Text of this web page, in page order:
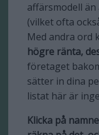
affärsmodell
(vilket ofta
Med andra ord
högre ränta,
företaget
sätter in dina
listat här är
Klicka på